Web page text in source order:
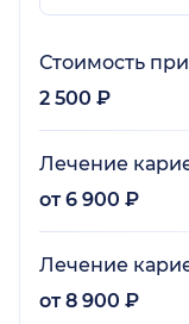
Стоимость
2 500 ₽
Лечение
от 6 900 ₽
Лечение
от 8 900 ₽